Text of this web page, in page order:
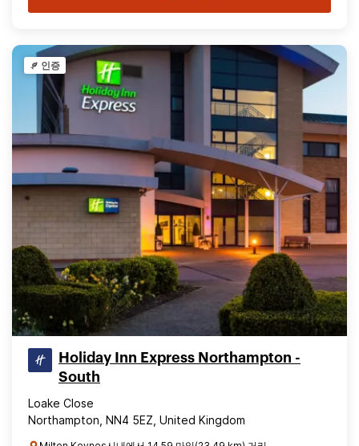
인증
Holiday Inn Express Northampton -
South
Loake Close
Northampton, NN4 5EZ, United Kingdom